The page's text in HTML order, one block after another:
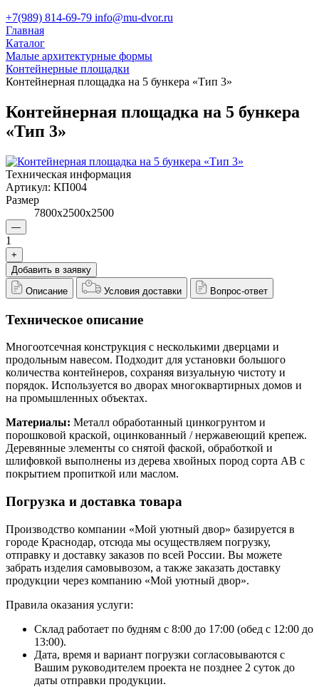
+7(989) 814-69-79 info@mu-dvor.ru
Главная
Каталог
Малые архитектурные формы
Контейнерные площадки
Контейнерная площадка на 5 бункера «Тип 3»
Контейнерная площадка на 5 бункера
«Тип 3»
Техническая информация
Артикул: КП004
Размер
7800х2500х2500
—
1
+
Добавить в заявку
Описание
Условия доставки Вопрос-ответ
Техническое описание
Многоотсечная конструкция с несколькими дверцами и
продольным навесом. Подходит для установки большого
количества контейнеров, сохраняя визуальную чистоту и
порядок. Используется во дворах многоквартирных домов и
на промышленных объектах.
Материалы: Металл обработанный цинкогрунтом и
порошковой краской, оцинкованный / нержавеющий крепеж.
Деревянные элементы со снятой фаской, обработкой и
шлифовкой выполнены из дерева хвойных пород сорта АВ с
покрытием пропиткой или маслом.
Погрузка и доставка товара
Производство компании «Мой уютный двор» базируется в
городе Краснодар, отсюда мы осуществляем погрузку,
отправку и доставку заказов по всей России. Вы можете
забрать изделия самовывозом, а также заказать доставку
продукции через компанию «Мой уютный двор».
Правила оказания услуги:
Склад работает по будням с 8:00 до 17:00 (обед с 12:00 до
13:00).
Дата, время и вариант погрузки согласовываются с
Вашим руководителем проекта не позднее 2 суток до
даты отправки продукции.